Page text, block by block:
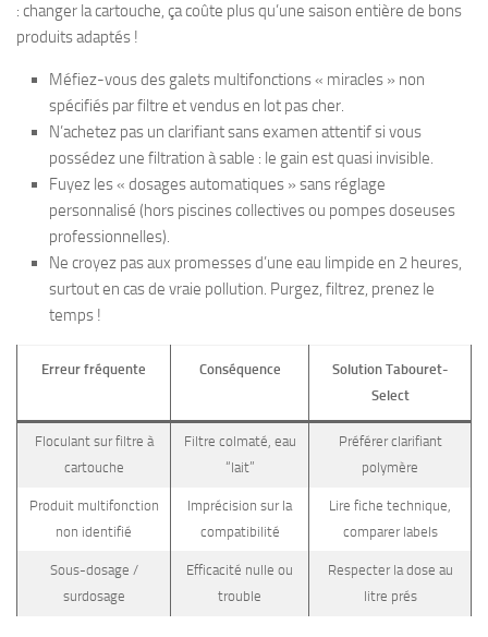
: changer la cartouche, ça coûte plus qu’une saison entière de bons
produits adaptés !
Méfiez-vous des galets multifonctions « miracles » non
spécifiés par filtre et vendus en lot pas cher.
N’achetez pas un clarifiant sans examen attentif si vous
possédez une filtration à sable : le gain est quasi invisible.
Fuyez les « dosages automatiques » sans réglage
personnalisé (hors piscines collectives ou pompes doseuses
professionnelles).
Ne croyez pas aux promesses d’une eau limpide en 2 heures,
surtout en cas de vraie pollution. Purgez, filtrez, prenez le
temps !
Erreur fréquente Conséquence
Solution Tabouret-
Select
Floculant sur filtre à
cartouche
Filtre colmaté, eau
“lait”
Préférer clarifiant
polymère
Produit multifonction
non identifié
Imprécision sur la
compatibilité
Lire fiche technique,
comparer labels
Sous-dosage /
surdosage
Efficacité nulle ou
trouble
Respecter la dose au
litre prés